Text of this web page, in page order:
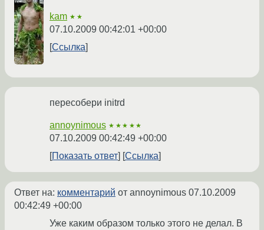
kam ★★
07.10.2009 00:42:01 +00:00
Ссылка
пересобери initrd
annoynimous ★★★★★
07.10.2009 00:42:49 +00:00
Показать ответ
Ссылка
Ответ на: комментарий от annoynimous 07.10.2009
00:42:49 +00:00
Уже каким образом только этого не делал. В